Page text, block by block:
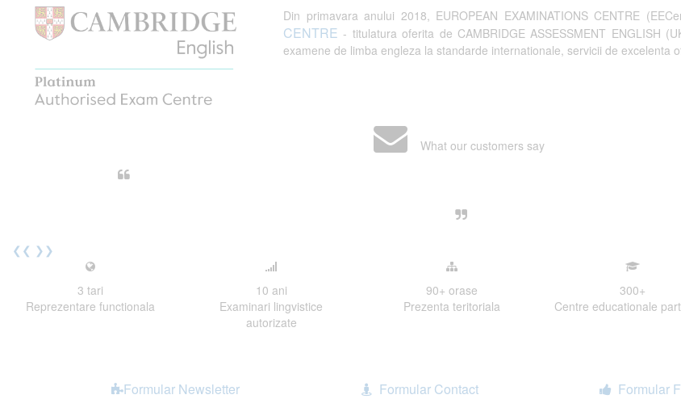
Din primavara anului 2018, EUROPEAN EXAMINATIONS CENTRE
CENTRE - titulatura oferita de CAMBRIDGE ASSESSMENT ENGLISH
examene de limba engleza la standarde internationale, servicii de excelenta
What our customers say
cu nerabdare urmatoarea sesiune de examinare.
❮❮ ❯❯
3 tari
Reprezentare functionala
10 ani
Examinari lingvistice
autorizate
90+ orase
Prezenta teritoriala
300+
Centre educationale
Formular Newsletter Formular Contact Formular